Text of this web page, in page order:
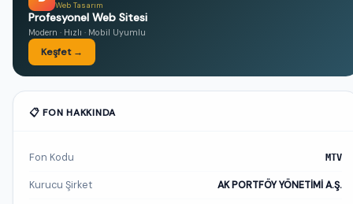
Web Tasarım
Profesyonel Web Sitesi
Modern · Hızlı · Mobil Uyumlu
Keşfet →
📋 FON HAKKINDA
Fon Kodu MTV
Kurucu Şirket AK PORTFÖY YÖNETİMİ A.Ş.